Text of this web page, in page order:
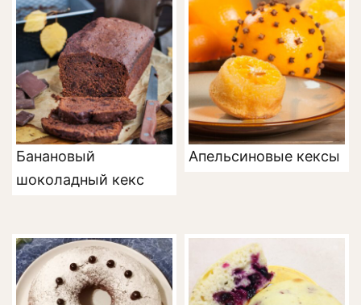
Банановый
шоколадный кекс
Апельсиновые кексы